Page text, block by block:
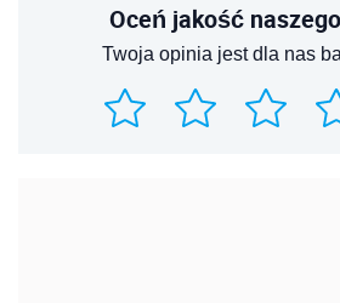
Oceń jakość
Twoja opinia jest dla nas